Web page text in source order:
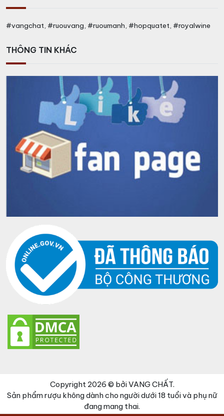
#vangchat, #ruouvang, #ruoumanh, #hopquatet, #royalwine
THÔNG TIN KHÁC
Copyright 2026 © bởi VANG CHẤT.
Sản phẩm rượu không dành cho người dưới 18 tuổi và phụ nữ
đang mang thai.